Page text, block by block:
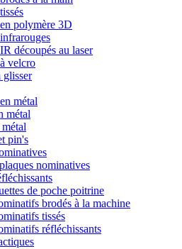
polymère 3D
découpés au laser
velcro
glisser
métal
métal
pin's
nominatives
de poche poitrine
brodés à la machine
tissés
réfléchissants